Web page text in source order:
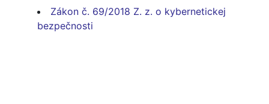
Zákon č. 69/2018 Z. z. o kybernetickej
bezpečnosti